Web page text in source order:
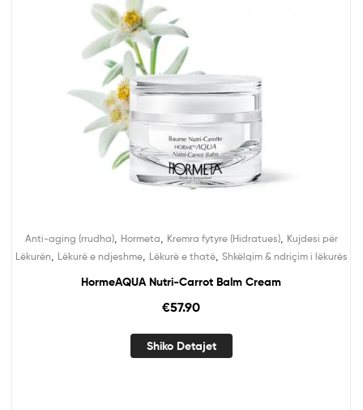
Anti-aging (rrudha), Hormeta Kremra fytyre (Hidratues), Kujdesi për
Lëkurën
Lëkurë e ndjeshme, Lëkurë e thatë, Shkëlqim & ndriçim i lëkurës
HormeAQUA Nutri-Carrot Balm Cream
€57.90
Shiko Detajet